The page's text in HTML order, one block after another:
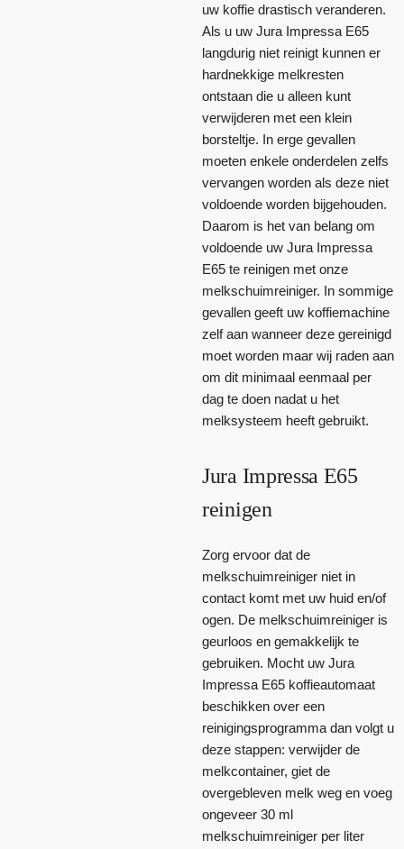
uw koffie drastisch veranderen.
Als u uw Jura Impressa E65
langdurig niet reinigt kunnen er
hardnekkige melkresten
ontstaan die u alleen kunt
verwijderen met een klein
borsteltje. In erge gevallen
moeten enkele onderdelen zelfs
vervangen worden als deze niet
voldoende worden bijgehouden.
Daarom is het van belang om
voldoende uw Jura Impressa
E65 te reinigen met onze
melkschuimreiniger. In sommige
gevallen geeft uw koffiemachine
zelf aan wanneer deze gereinigd
moet worden maar wij raden aan
om dit minimaal eenmaal per
dag te doen nadat u het
melksysteem heeft gebruikt.
Jura Impressa E65
reinigen
Zorg ervoor dat de
melkschuimreiniger niet in
contact komt met uw huid en/of
ogen. De melkschuimreiniger is
geurloos en gemakkelijk te
gebruiken. Mocht uw Jura
Impressa E65 koffieautomaat
beschikken over een
reinigingsprogramma dan volgt u
deze stappen: verwijder de
melkcontainer, giet de
overgebleven melk weg en voeg
ongeveer 30 ml
melkschuimreiniger per liter